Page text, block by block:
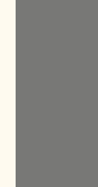
ม
Proxima
ม